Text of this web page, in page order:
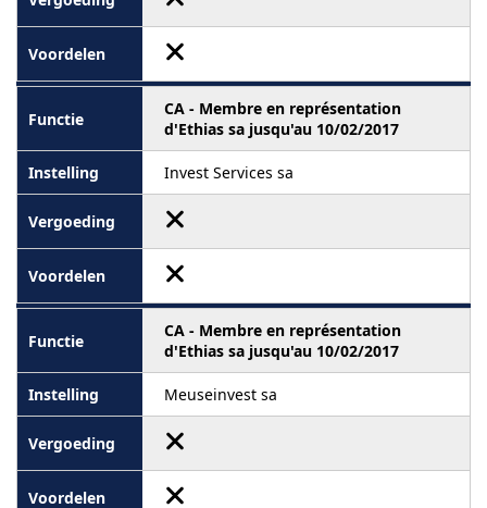
CA - Membre en représentation
d'Ethias sa jusqu'au 10/02/2017
Invest Services sa
CA - Membre en représentation
d'Ethias sa jusqu'au 10/02/2017
Meuseinvest sa